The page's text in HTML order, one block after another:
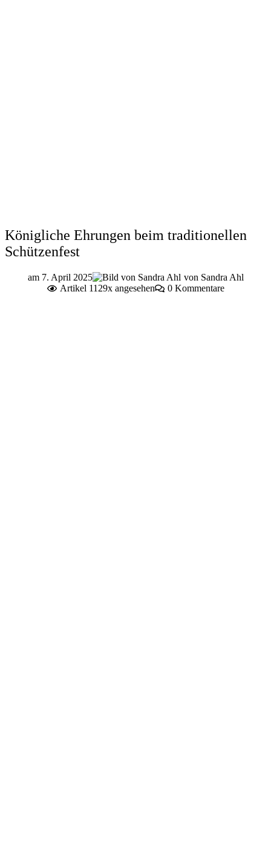
Königliche Ehrungen beim traditionellen
Schützenfest
am 7. April 2025 von Sandra Ahl
Artikel 1129x angesehen
0 Kommentare